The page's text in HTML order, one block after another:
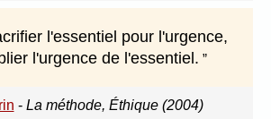
l'essentiel pour l'urgence,
l'urgence de l'essentiel.
- La méthode, Éthique (2004)